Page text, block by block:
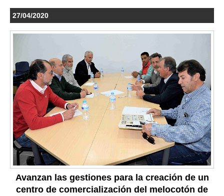
27/04/2020
Avanzan las gestiones para la creación de un
centro de comercialización del melocotón de